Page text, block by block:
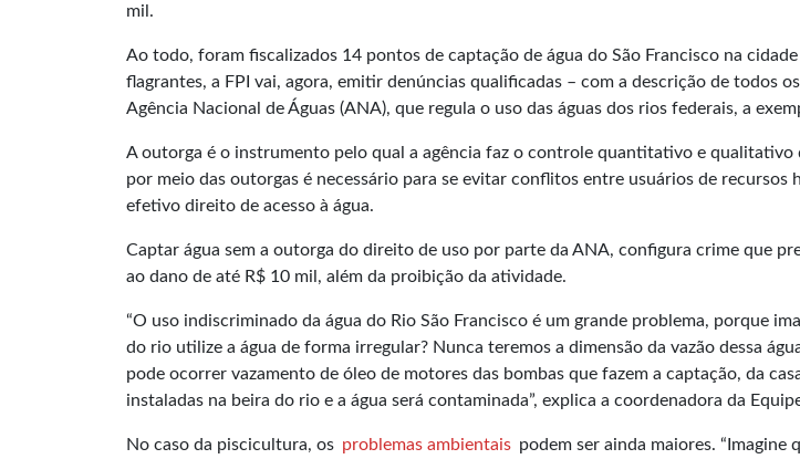
mil.
Ao todo, foram fiscalizados 14 pontos de captação de água do São Francisco na cidade
flagrantes, a FPI vai, agora, emitir denúncias qualificadas – com a descrição de todos
Agência Nacional de Águas (ANA), que regula o uso das águas dos rios federais, a
A outorga é o instrumento pelo qual a agência faz o controle quantitativo e qualitativo
por meio das outorgas é necessário para se evitar conflitos entre usuários de recursos
efetivo direito de acesso à água.
Captar água sem a outorga do direito de uso por parte da ANA, configura crime que
ao dano de até R$ 10 mil, além da proibição da atividade.
“O uso indiscriminado da água do Rio São Francisco é um grande problema, porque
do rio utilize a água de forma irregular? Nunca teremos a dimensão da vazão dessa
pode ocorrer vazamento de óleo de motores das bombas que fazem a captação, da
instaladas na beira do rio e a água será contaminada”, explica a coordenadora da
No caso da piscicultura, os problemas ambientais podem ser ainda maiores. “Imagine